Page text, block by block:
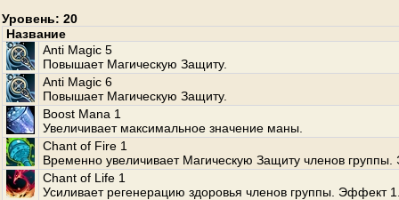
Уровень: 20
Название
Anti Magic 5
Повышает Магическую Защиту.
Anti Magic 6
Повышает Магическую Защиту.
Boost Mana 1
Увеличивает максимальное значение маны.
Chant of Fire 1
Временно увеличивает Магическую Защиту членов
Chant of Life 1
Усиливает регенерацию здоровья членов группы. Эффект